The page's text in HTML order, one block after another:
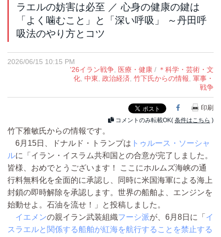
ラエルの妨害は必至 ／ 心身の健康の鍵は
「よく噛むこと」と「深い呼吸」 ～丹田呼
吸法のやり方とコツ
2026/06/15 10:15 PM
'26イラン戦争, 医療・健康 / ＊科学・芸術・文
化, 中東, 政治経済, 竹下氏からの情報, 軍事・
戦争
Facebook
印刷
コメントのみ転載OK( 条件はこちら )
竹下雅敏氏からの情報です。
6月15日、ドナルド・トランプは トゥルース・ソーシャ
ルに「イラン・イスラム共和国との合意が完了しました。
皆様、おめでとうございます！ ここにホルムズ海峡の通
行料無料化を全面的に承認し、同時に米国海軍による海上
封鎖の即時解除を承認します。世界の船舶よ、エンジンを
始動せよ。石油を流せ！」と投稿しました。
イエメンの親イラン武装組織フーシ派が、6月8日に「 イ
スラエルと関係する船舶が紅海を航行することを禁止する